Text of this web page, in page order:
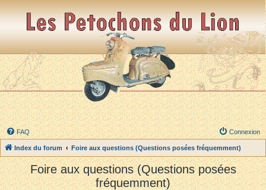
FAQ Connexion
Index du forum Foire aux questions (Questions posées fréquemment)
Foire aux questions (Questions posées
fréquemment)